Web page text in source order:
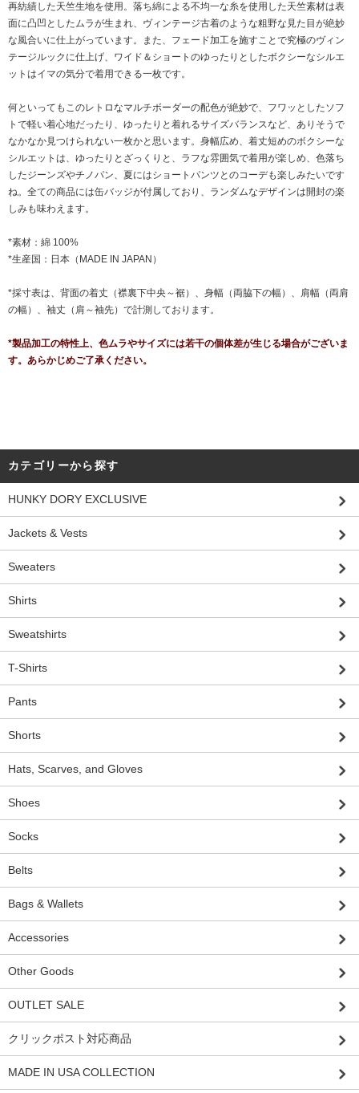
再紡績した天竺生地を使用。落ち綿による不均一な糸を使用した天竺素材は表
面に凸凹としたムラが生まれ、ヴィンテージ古着のような粗野な見た目が絶妙
な風合いに仕上がっています。また、フェード加工を施すことで究極のヴィン
テージルックに仕上げ、ワイド＆ショートのゆったりとしたボクシーなシルエ
ットはイマの気分で着用できる一枚です。
何といってもこのレトロなマルチボーダーの配色が絶妙で、フワッとしたソフ
トで軽い着心地だったり、ゆったりと着れるサイズバランスなど、ありそうで
なかなか見つけられない一枚かと思います。身幅広め、着丈短めのボクシーな
シルエットは、ゆったりとざっくりと、ラフな雰囲気で着用が楽しめ、色落ち
したジーンズやチノパン、夏にはショートパンツとのコーデも楽しみたいです
ね。全ての商品には缶バッジが付属しており、ランダムなデザインは開封の楽
しみも味わえます。
*素材：綿 100%
*生産国：日本（MADE IN JAPAN）
*採寸表は、背面の着丈（襟裏下中央～裾）、身幅（両脇下の幅）、肩幅（両肩
の幅）、袖丈（肩～袖先）で計測しております。
*製品加工の特性上、色ムラやサイズには若干の個体差が生じる場合がございま
す。あらかじめご了承ください。
カテゴリーから探す
HUNKY DORY EXCLUSIVE
Jackets & Vests
Sweaters
Shirts
Sweatshirts
T-Shirts
Pants
Shorts
Hats, Scarves, and Gloves
Shoes
Socks
Belts
Bags & Wallets
Accessories
Other Goods
OUTLET SALE
クリックポスト対応商品
MADE IN USA COLLECTION